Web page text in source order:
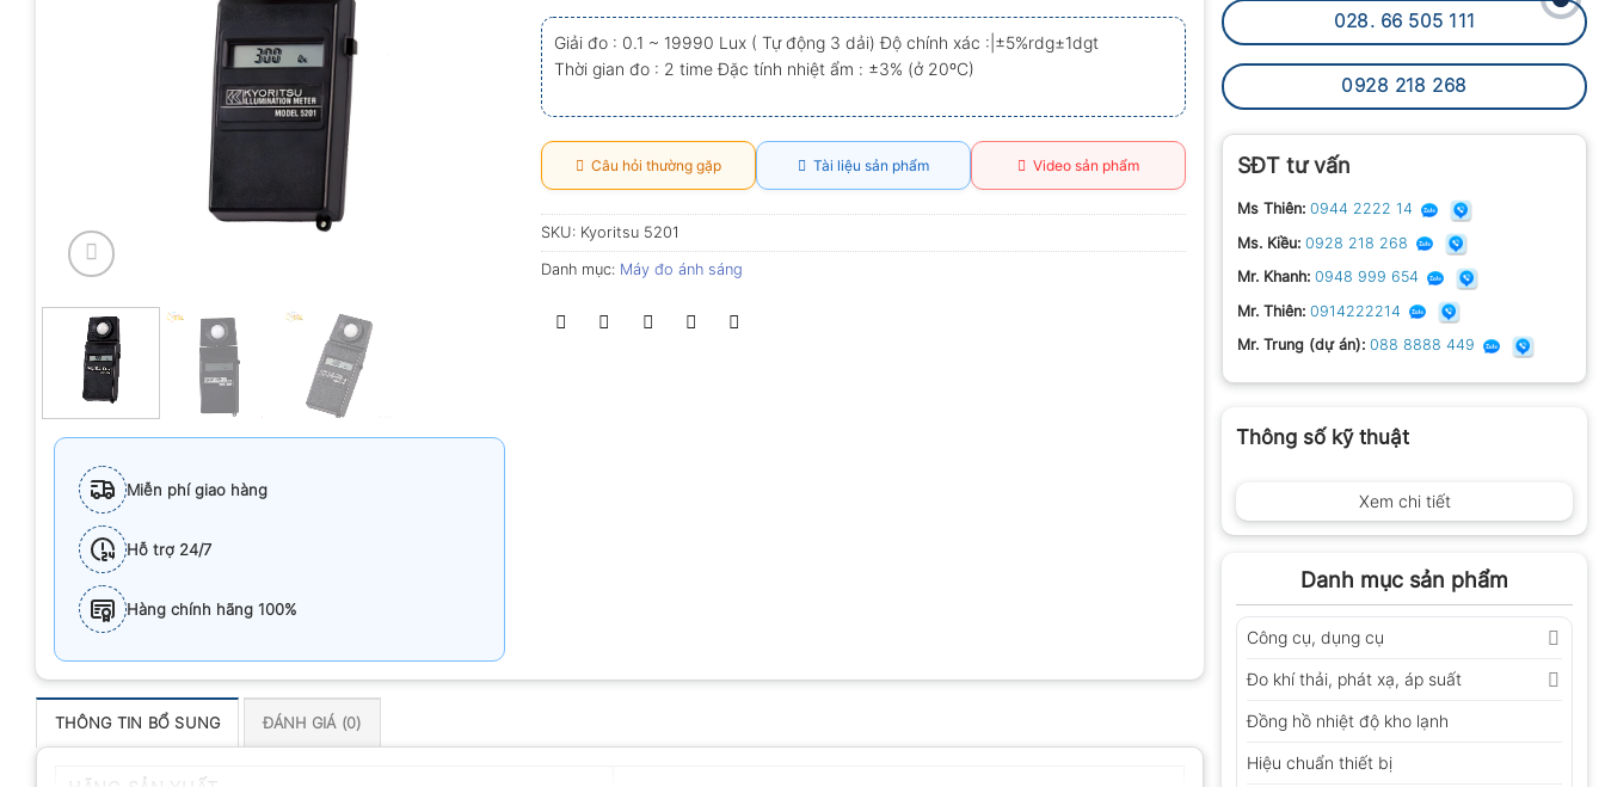
028. 66 505 111
0928 218 268
SĐT tư vấn
Ms Thiên: 0944 2222 14
Ms. Kiều: 0928 218 268
Mr. Khanh: 0948 999 654
Mr. Thiên: 0914222214
Mr. Trung (dự án): 088 8888 449
Thông số kỹ thuật
Xem chi tiết
Danh mục sản phẩm
Công cụ, dụng cụ
Đo khí thải, phát xạ, áp suất
Đồng hồ nhiệt độ kho lạnh
Hiệu chuẩn thiết bị
Miễn phí giao hàng
Hỗ trợ 24/7
Hàng chính hãng 100%
xếp
hạng
0.0
5
sao
Giải đo : 0.1 ~ 19990 Lux ( Tự động 3 dải) Độ chính xác :|±5%rdg±1dgt
Thời gian đo : 2 time Đặc tính nhiệt ẩm : ±3% (ở 20ºC)
Câu hỏi thường gặp Tài liệu sản phẩm Video sản phẩm
SKU: Kyoritsu 5201
Danh mục: Máy đo ánh sáng
THÔNG TIN BỔ SUNG ĐÁNH GIÁ (0)